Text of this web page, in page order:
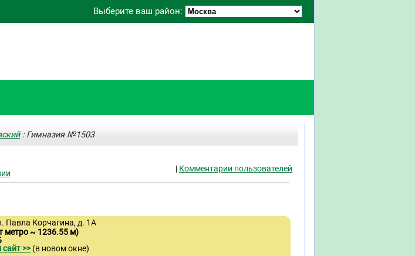
Выберите ваш район:
: Гимназия №1503
| Комментарии пользователей
Павла Корчагина, д. 1А
метро ~ 1236.55 м)
>>(в новом окне)